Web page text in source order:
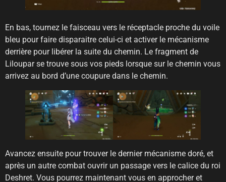
En bas, tournez le faisceau vers le réceptacle proche du voile
bleu pour faire disparaitre celui-ci et activer le mécanisme
derrière pour libérer la suite du chemin. Le fragment de
Liloupar se trouve sous vos pieds lorsque sur le chemin vous
arrivez au bord d’une coupure dans le chemin.
Avancez ensuite pour trouver le dernier mécanisme doré, et
après un autre combat ouvrir un passage vers le calice du roi
Deshret. Vous pourrez maintenant vous en approcher et